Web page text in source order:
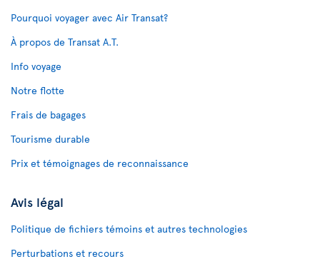
Pourquoi voyager avec Air Transat?
À propos de Transat A.T.
Info voyage
Notre flotte
Frais de bagages
Tourisme durable
Prix et témoignages de reconnaissance
Avis légal
Politique de fichiers témoins et autres technologies
Perturbations et recours